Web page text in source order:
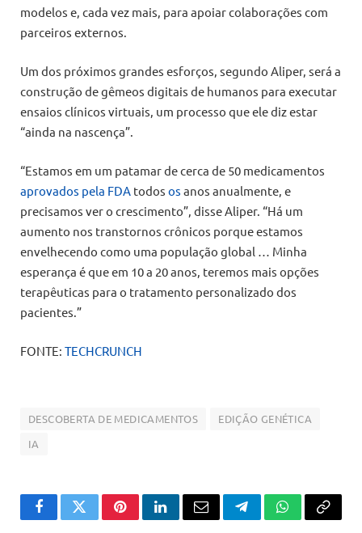
modelos e, cada vez mais, para apoiar colaborações com
parceiros externos.
Um dos próximos grandes esforços, segundo Aliper, será a
construção de gêmeos digitais de humanos para executar
ensaios clínicos virtuais, um processo que ele diz estar
“ainda na nascença”.
“Estamos em um patamar de cerca de 50 medicamentos
aprovados pela FDA todos os anos anualmente, e
precisamos ver o crescimento”, disse Aliper. “Há um
aumento nos transtornos crônicos porque estamos
envelhecendo como uma população global … Minha
esperança é que em 10 a 20 anos, teremos mais opções
terapêuticas para o tratamento personalizado dos
pacientes.”
FONTE: TECHCRUNCH
DESCOBERTA DE MEDICAMENTOS
EDIÇÃO GENÉTICA
IA
FacebookTwitterPinterestLinkedInEmail TelegramWhatsApp
Copiar